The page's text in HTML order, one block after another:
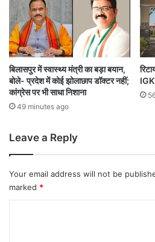
ज
द
यू
ने
नि
शां
त
कु
को
ब
ना
बिलासपुर में स्वास्थ्य मंत्री का बड़ा बयान,
बोले- प्रदेश में कोई झोलाछाप डॉक्टर नहीं;
कांग्रेस पर भी साधा निशाना
49 minutes ago
Leave a Reply
Your email address will not be
marked *